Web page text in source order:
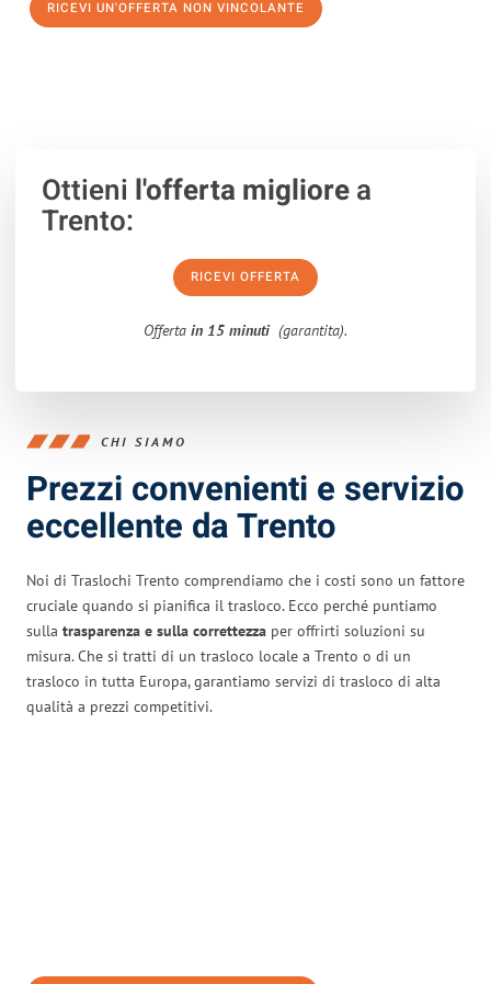
RICEVI UN'OFFERTA NON VINCOLANTE
Ottieni l'offerta migliorea
Trento:
RICEVI OFFERTA
Offerta in 15 minuti (garantita).
CHI SIAMO
Prezzi convenienti e servizio
eccellente da Trento
Noi di Traslochi Trento comprendiamo che i costi sono un fattore
cruciale quando si pianifica il trasloco. Ecco perché puntiamo
sulla trasparenza e sulla correttezza per offrirti soluzioni su
misura. Che si tratti di un trasloco locale a Trento o di un
trasloco in tutta Europa, garantiamo servizi di trasloco di alta
qualità a prezzi competitivi.